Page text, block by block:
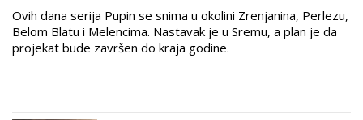
Ovih dana serija Pupin se snima u okolini Zrenjanina, Perlezu,
Belom Blatu i Melencima. Nastavak je u Sremu, a plan je da
projekat bude završen do kraja godine.